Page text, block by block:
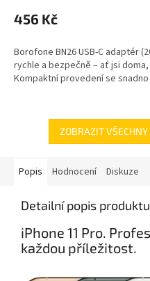
456 Kč
Borofone BN26 USB-C adaptér
rychle a bezpečně – ať jsi
Kompaktní provedení se
ZOBRAZIT VŠECHNY
Popis Hodnocení Diskuze
Detailní popis produktu
iPhone 11 Pro.
každou příležitost.